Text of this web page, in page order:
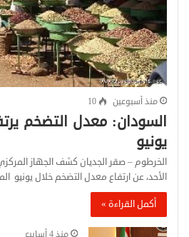
منذ أسبوعين 10
يونيو
الخرطوم – صقر الجديان كشف الجهاز
الأحد، عن ارتفاع معدل التضخم خلال يونيو الماضي
أكمل القراءة »
منذ 4 أسابيع